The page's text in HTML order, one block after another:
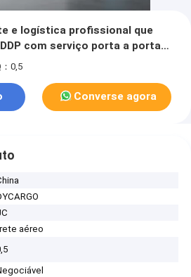
e logística profissional que
com serviço porta a porta e
0,5
Converse agora
aéreo